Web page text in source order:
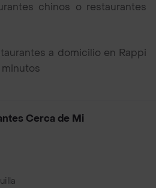
chinos o restaurantes
a domicilio en Rappi
Cerca de Mi